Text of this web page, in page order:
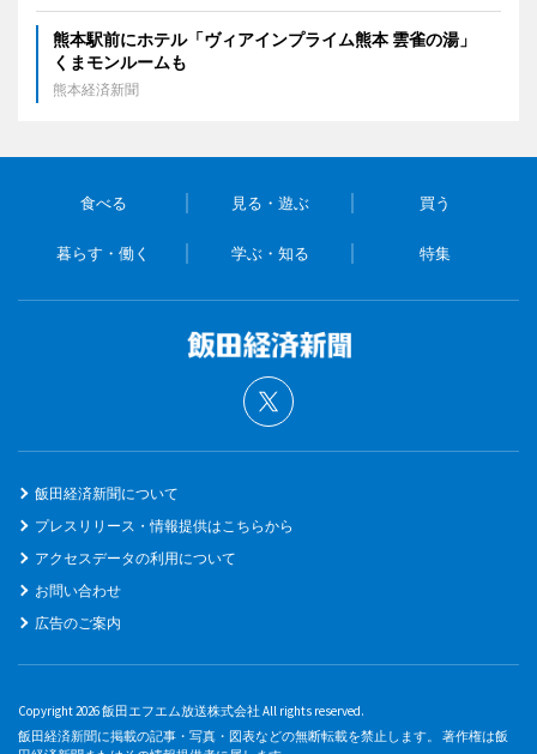
熊本駅前にホテル「ヴィアインプライム熊本 雲雀の湯」
くまモンルームも
熊本経済新聞
食べる 見る・遊ぶ 買う
暮らす・働く 学ぶ・知る 特集
飯田経済新聞について
プレスリリース・情報提供はこちらから
アクセスデータの利用について
お問い合わせ
広告のご案内
Copyright 2026 飯田エフエム放送株式会社 All rights reserved.
飯田経済新聞に掲載の記事・写真・図表などの無断転載を禁止します。 著作権は飯